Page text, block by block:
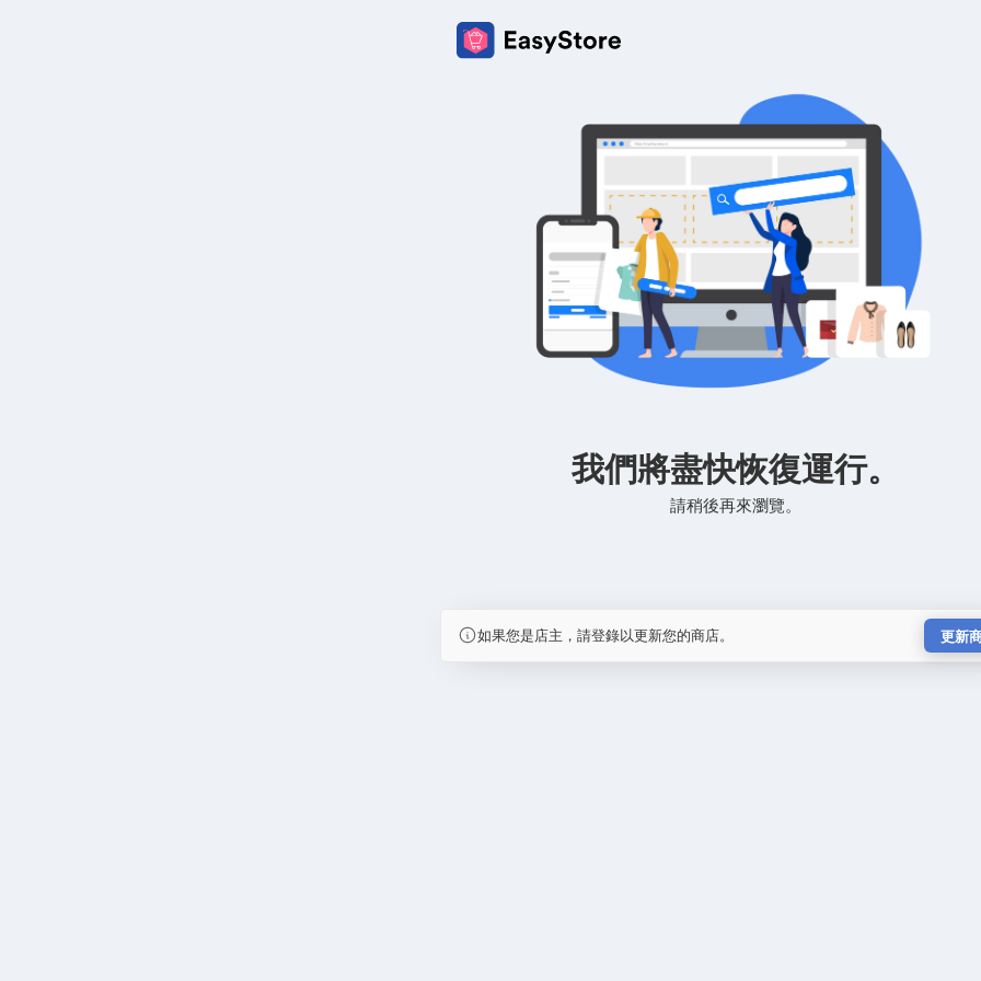
我們將盡快恢復運行。
請稍後再來瀏覽。
如果您是店主，請登錄以更新您的商店。 更新